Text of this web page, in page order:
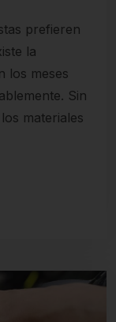
prefieren
la
los meses
Sin
materiales